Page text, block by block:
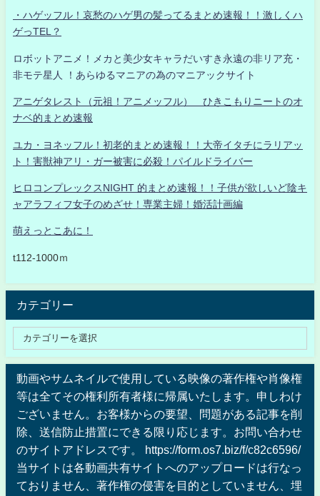
・ハゲッフル！哀愁のハゲ男の髪ってるまとめ速報！！激しくハ
ゲっTEL？
ロボットアニメ！メカと美少女キャラだいすき永遠の非リア充・
非モテ星人 ！あらゆるマニアの為のマニアックサイト
アニゲタレスト（元祖！アニメッフル） ひきこもりニートのオ
ナベ的まとめ速報
ユカ・ヨネッフル！初老的まとめ速報！！大帝イタチにラリアッ
ト！害獣神アリ・ガー被害に必殺！パイルドライバー
ヒロコンプレックスNIGHT 的まとめ速報！！子供が欲しいど陰キ
ャアラフィフ女子のめざせ！専業主婦！婚活計画編
萌えっとこあに！
t112-1000ｍ
カテゴリー
動画やサムネイルで使用している映像の著作権や肖像権
等は全てその権利所有者様に帰属いたします。申しわけ
ございません。お客様からの要望、問題がある記事を削
除、送信防止措置にできる限り応じます。お問い合わせ
のサイトアドレスです。 https://form.os7.biz/f/c82c6596/
当サイトは各動画共有サイトへのアップロードは行なっ
ておりません、著作権の侵害を目的としていません、埋